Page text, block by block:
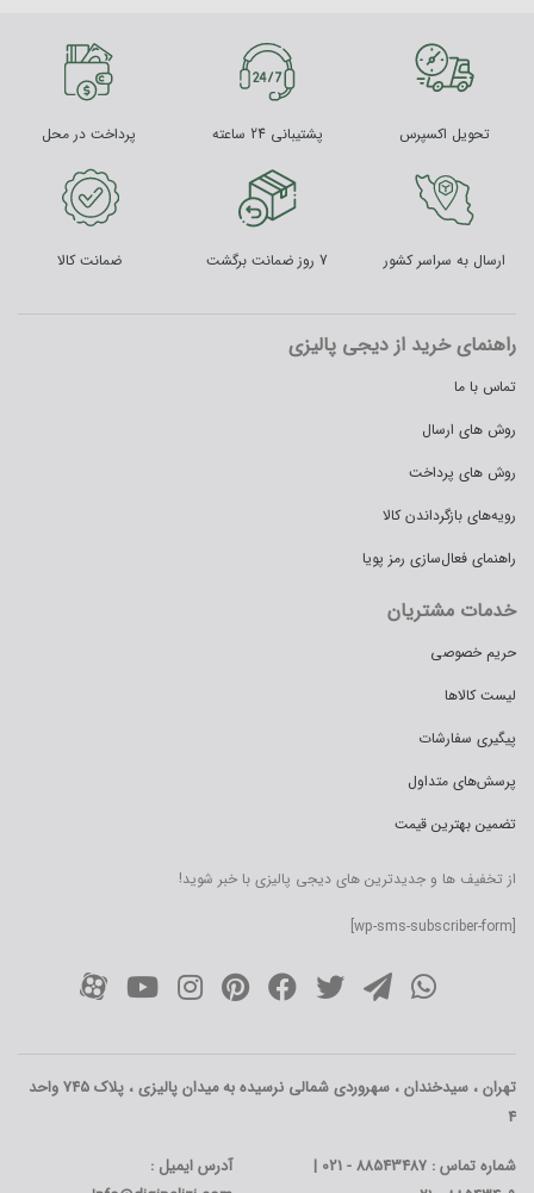
تحویل اکسپرس پشتیبانی 24 ساعته پرداخت در محل
ارسال به سراسر کشور 7 روز ضمانت برگشت ضمانت کالا
راهنمای خرید از دیجی پالیزی
تماس با ما
روش های ارسال
روش های پرداخت
رویه‌های بازگرداندن کالا
راهنمای فعال‌سازی رمز پویا
خدمات مشتریان
حریم خصوصی
لیست کالاها
پیگیری سفارشات
پرسش‌های متداول
تضمین بهترین قیمت
از تخفیف ها و جدیدترین های دیجی پالیزی با خبر شوید!
[wp-sms-subscriber-form]
تهران ، سیدخندان ، سهروردی شمالی نرسیده به میدان پالیزی ، پلاک 745 واحد
4
شماره تماس : 88543487 - 021 |
آدرس ایمیل :